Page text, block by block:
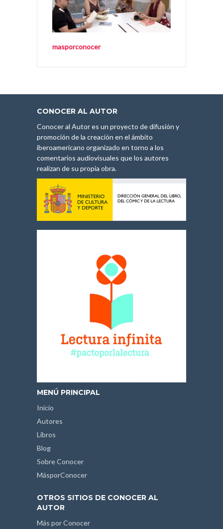
masporconocer
CONOCER AL AUTOR
Conocer al Autor es un proyecto de difusión y
promoción de la creación en el ámbito
iberoamericano organizado en torno a los
comentarios audiovisuales que los autores
realizan de su propia obra.
MENÚ PRINCIPAL
Inicio
Autores
Libros
Blog
Sobre Conocer
MásporConocer
OTROS SITIOS DE CONOCER AL
AUTOR
Más por Conocer